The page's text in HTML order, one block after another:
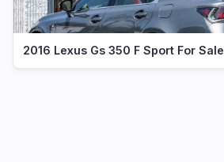
2016 Lexus Gs 350 F Sport For Sale